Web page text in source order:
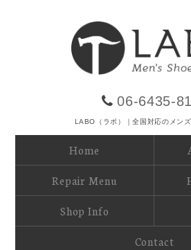
06-6435-
LABO（ラボ）｜全国対応のメン
Home
Repair Menu
Shop Info
Contact